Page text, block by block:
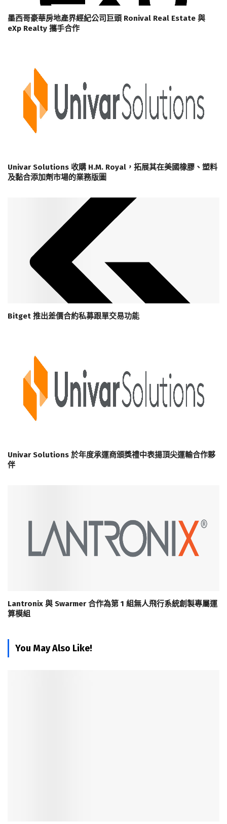
墨西哥豪華房地產界經紀公司巨頭 Ronival Real Estate 與
eXp Realty 攜手合作
Univar Solutions 收購 H.M. Royal，拓展其在美國橡膠、塑料
及黏合添加劑市場的業務版圖
Bitget 推出差價合約私募跟單交易功能
Univar Solutions 於年度承運商頒獎禮中表揚頂尖運輸合作夥
伴
Lantronix 與 Swarmer 合作為第 1 組無人飛行系統創製專屬運
算模組
You May Also Like!